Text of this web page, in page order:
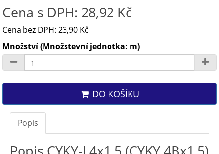
Cena s DPH: 28,92 Kč
Cena bez DPH: 23,90 Kč
Množství (Množstevní jednotka: m)
DO KOŠÍKU
Popis
Popis CYKY-J 4x1,5 (CYKY 4Bx1,5)